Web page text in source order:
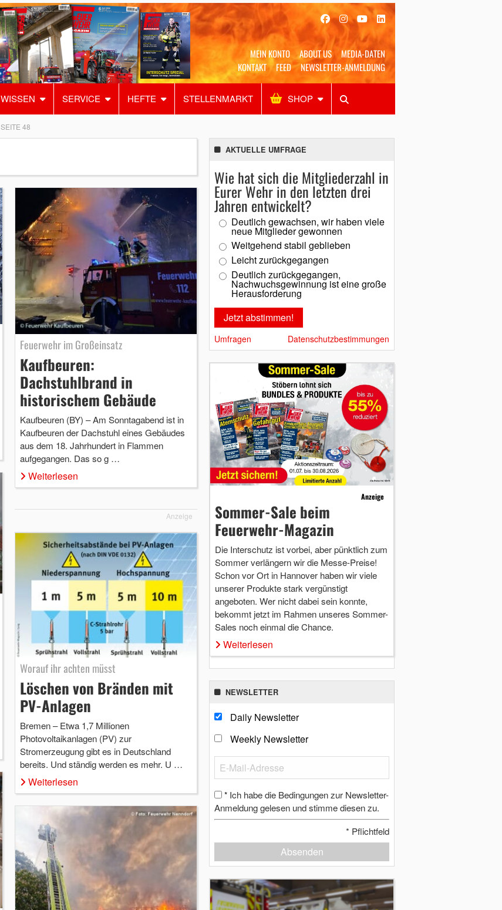
MEIN KONTO ABOUT US
MEDIA-DATEN
KONTAKT
FEED NEWSLETTER-ANMELDUNG
WISSEN SERVICE HEFTE STELLENMARKT SHOP
Alles Shop SUCHEN
SEITE 48
Feuerwehr im Großeinsatz
Kaufbeuren:
Dachstuhlbrand in
historischem Gebäude
Kaufbeuren (BY) – Am Sonntagabend ist in
Kaufbeuren der Dachstuhl eines Gebäudes
aus dem 18. Jahrhundert in Flammen
aufgegangen. Das so g …
Weiterlesen
Anzeige
Worauf ihr achten müsst
Löschen von Bränden mit
PV-Anlagen
Bremen – Etwa 1,7 Millionen
Photovoltaikanlagen (PV) zur
Stromerzeugung gibt es in Deutschland
bereits. Und ständig werden es mehr. U …
Weiterlesen
AKTUELLE UMFRAGE
Wie hat sich die Mitgliederzahl in
Eurer Wehr in den letzten drei
Jahren entwickelt?
Deutlich gewachsen, wir haben viele
neue Mitglieder gewonnen
Weitgehend stabil geblieben
Leicht zurückgegangen
Deutlich zurückgegangen,
Nachwuchsgewinnung ist eine große
Herausforderung
Umfragen Datenschutzbestimmungen
Anzeige
Sommer-Sale beim
Feuerwehr-Magazin
Die Interschutz ist vorbei, aber pünktlich zum
Sommer verlängern wir die Messe-Preise!
Schon vor Ort in Hannover haben wir viele
unserer Produkte stark vergünstigt
angeboten. Wer nicht dabei sein konnte,
bekommt jetzt im Rahmen unseres Sommer-
Sales noch einmal die Chance.
Weiterlesen
NEWSLETTER
Daily Newsletter
Weekly Newsletter
* Ich habe die Bedingungen zur Newsletter-
Anmeldung gelesen und stimme diesen zu.
* Pflichtfeld
Absenden